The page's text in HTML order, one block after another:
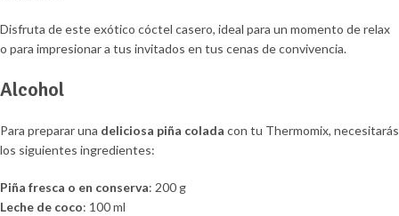
Disfruta de este exótico cóctel casero, ideal para un momento de relax
o para impresionar a tus invitados en tus cenas de convivencia.
Alcohol
Para preparar una deliciosa piña colada con tu Thermomix, necesitarás
los siguientes ingredientes:
Piña fresca o en conserva: 200 g
Leche de coco: 100 ml